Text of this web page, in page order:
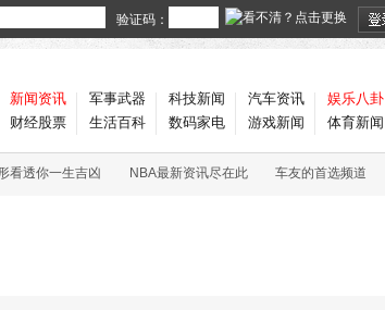
验证码：
新闻资讯
财经股票
军事武器
生活百科
科技新闻
数码家电
汽车资讯
游戏新闻
娱乐八卦
体育新闻
看透你一生吉凶 NBA最新资讯尽在此 车友的首选频道